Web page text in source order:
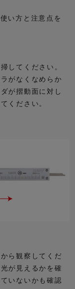
い方と注意点を
してください。
がなくなめらか
が摺動面に対し
ください。
ら観察してくだ
が見えるかを確
いないかも確認